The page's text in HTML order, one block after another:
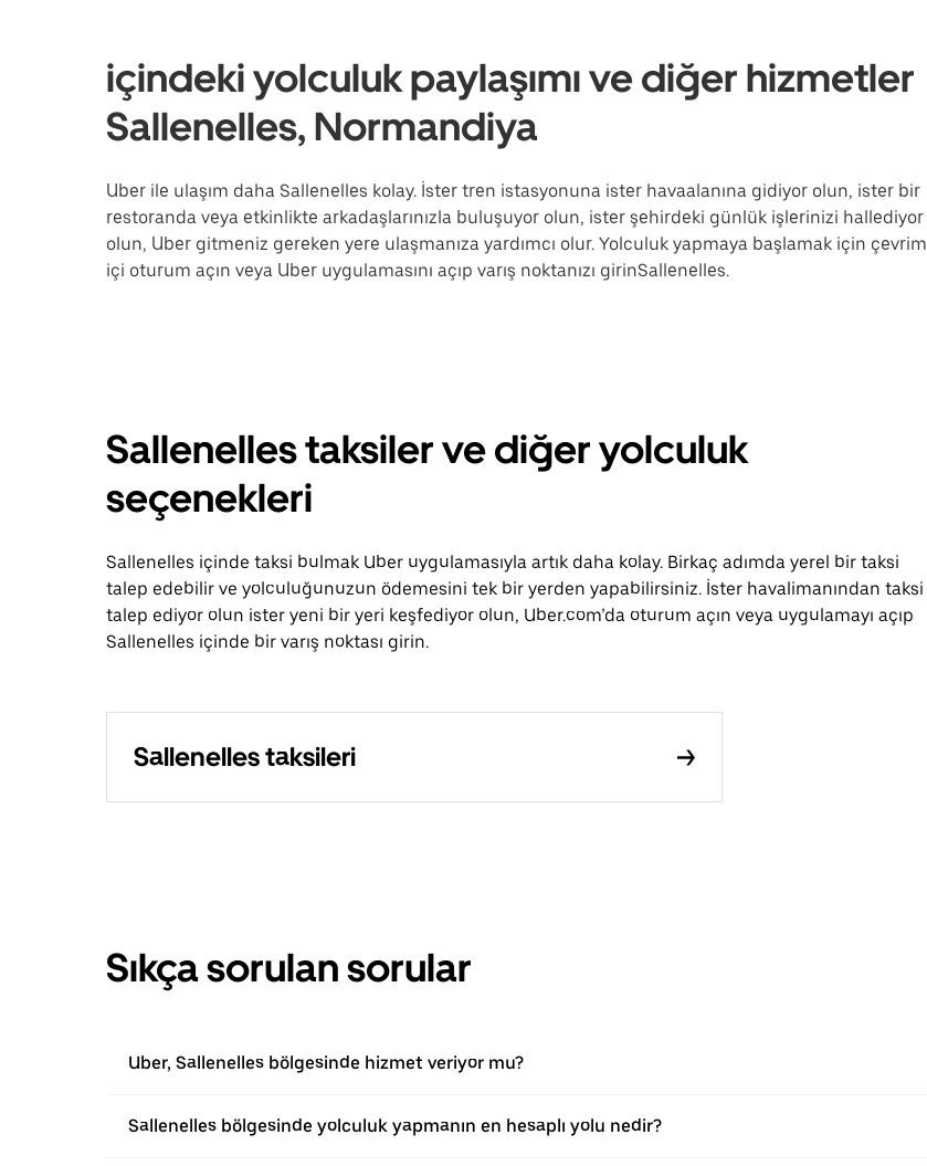
içindeki yolculuk paylaşımı ve diğer hizmetler
Sallenelles, Normandiya
Uber ile ulaşım daha Sallenelles kolay. İster tren istasyonuna ister havaalanına gidiyor olun, ister bir
restoranda veya etkinlikte arkadaşlarınızla buluşuyor olun, ister şehirdeki günlük işlerinizi hallediyor
olun, Uber gitmeniz gereken yere ulaşmanıza yardımcı olur. Yolculuk yapmaya başlamak için çevrim
içi oturum açın veya Uber uygulamasını açıp varış noktanızı girinSallenelles.
Sallenelles taksiler ve diğer yolculuk
seçenekleri
Sallenelles içinde taksi bulmak Uber uygulamasıyla artık daha kolay. Birkaç adımda yerel bir taksi
talep edebilir ve yolculuğunuzun ödemesini tek bir yerden yapabilirsiniz. İster havalimanından taksi
talep ediyor olun ister yeni bir yeri keşfediyor olun, Uber.com’da oturum açın veya uygulamayı açıp
Sallenelles içinde bir varış noktası girin.
Sallenelles taksileri
Sıkça sorulan sorular
Uber, Sallenelles bölgesinde hizmet veriyor mu?
Sallenelles bölgesinde yolculuk yapmanın en hesaplı yolu nedir?